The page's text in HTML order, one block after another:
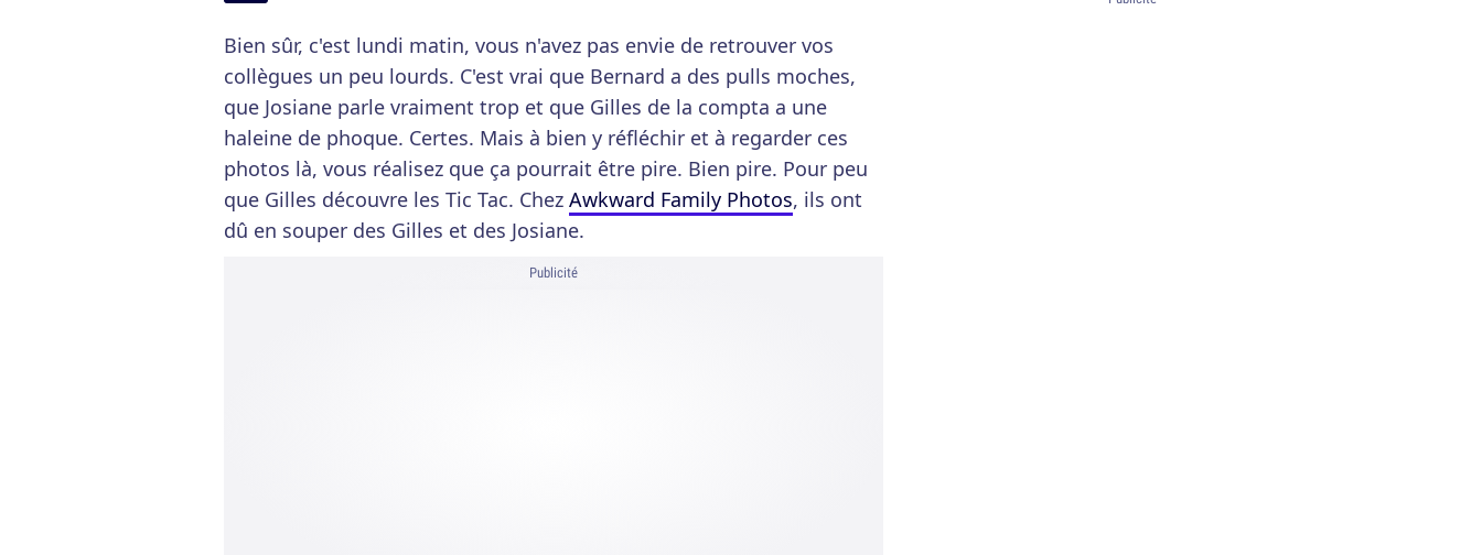
Bien sûr, c'est lundi matin, vous n'avez pas envie de retrouver vos
collègues un peu lourds. C'est vrai que Bernard a des pulls moches,
que Josiane parle vraiment trop et que Gilles de la compta a une
haleine de phoque. Certes. Mais à bien y réfléchir et à regarder ces
photos là, vous réalisez que ça pourrait être pire. Bien pire. Pour peu
que Gilles découvre les Tic Tac. Chez Awkward Family Photos, ils ont
dû en souper des Gilles et des Josiane.
Publicité